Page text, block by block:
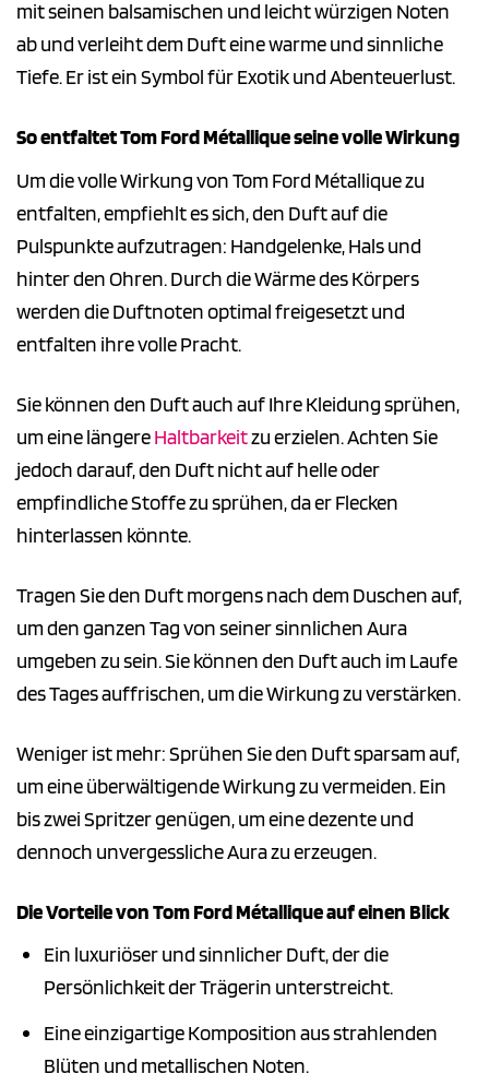
mit seinen balsamischen und leicht würzigen Noten
ab und verleiht dem Duft eine warme und sinnliche
Tiefe. Er ist ein Symbol für Exotik und Abenteuerlust.
So entfaltet Tom Ford Métallique seine volle Wirkung
Um die volle Wirkung von Tom Ford Métallique zu
entfalten, empfiehlt es sich, den Duft auf die
Pulspunkte aufzutragen: Handgelenke, Hals und
hinter den Ohren. Durch die Wärme des Körpers
werden die Duftnoten optimal freigesetzt und
entfalten ihre volle Pracht.
Sie können den Duft auch auf Ihre Kleidung sprühen,
um eine längereHaltbarkeitzu erzielen. Achten Sie
jedoch darauf, den Duft nicht auf helle oder
empfindliche Stoffe zu sprühen, da er Flecken
hinterlassen könnte.
Tragen Sie den Duft morgens nach dem Duschen auf,
um den ganzen Tag von seiner sinnlichen Aura
umgeben zu sein. Sie können den Duft auch im Laufe
des Tages auffrischen, um die Wirkung zu verstärken.
Weniger ist mehr: Sprühen Sie den Duft sparsam auf,
um eine überwältigende Wirkung zu vermeiden. Ein
bis zwei Spritzer genügen, um eine dezente und
dennoch unvergessliche Aura zu erzeugen.
Die Vorteile von Tom Ford Métallique auf einen Blick
Ein luxuriöser und sinnlicher Duft, der die
Persönlichkeit der Trägerin unterstreicht.
Eine einzigartige Komposition aus strahlenden
Blüten und metallischen Noten.